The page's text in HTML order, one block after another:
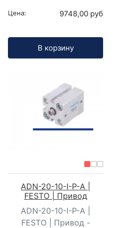
Цена: 9748,00 руб
В корзину
ADN-20-10-I-P-A |
FESTO | Привод
ADN-20-10-I-P-A |
FESTO | Привод -